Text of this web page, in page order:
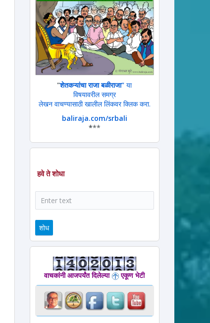
"शेतकऱ्यांचा राजा बळीराजा" या
विषयावरील समग्र
लेखन वाचण्यासाठी खालील लिंकवर क्लिक करा.
baliraja.com/srbali
***
हवे ते शोधा
शोध
वाचकांनी आजपर्यंत दिलेल्या एकूण भेटी